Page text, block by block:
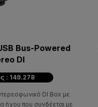
Bus-Powered
DI
: 149.278
DI Box με
ήχου που συνδέεται με